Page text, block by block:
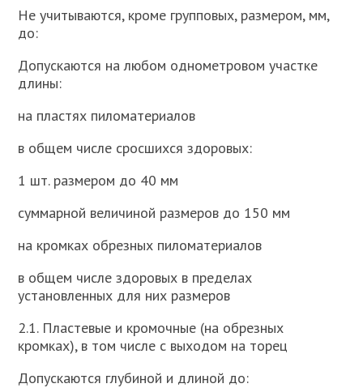
Не учитываются, кроме групповых, размером, мм,
до:
Допускаются на любом однометровом участке
длины:
на пластях пиломатериалов
в общем числе сросшихся здоровых:
1 шт. размером до 40 мм
суммарной величиной размеров до 150 мм
на кромках обрезных пиломатериалов
в общем числе здоровых в пределах
установленных для них размеров
2.1. Пластевые и кромочные (на обрезных
кромках), в том числе с выходом на торец
Допускаются глубиной и длиной до: